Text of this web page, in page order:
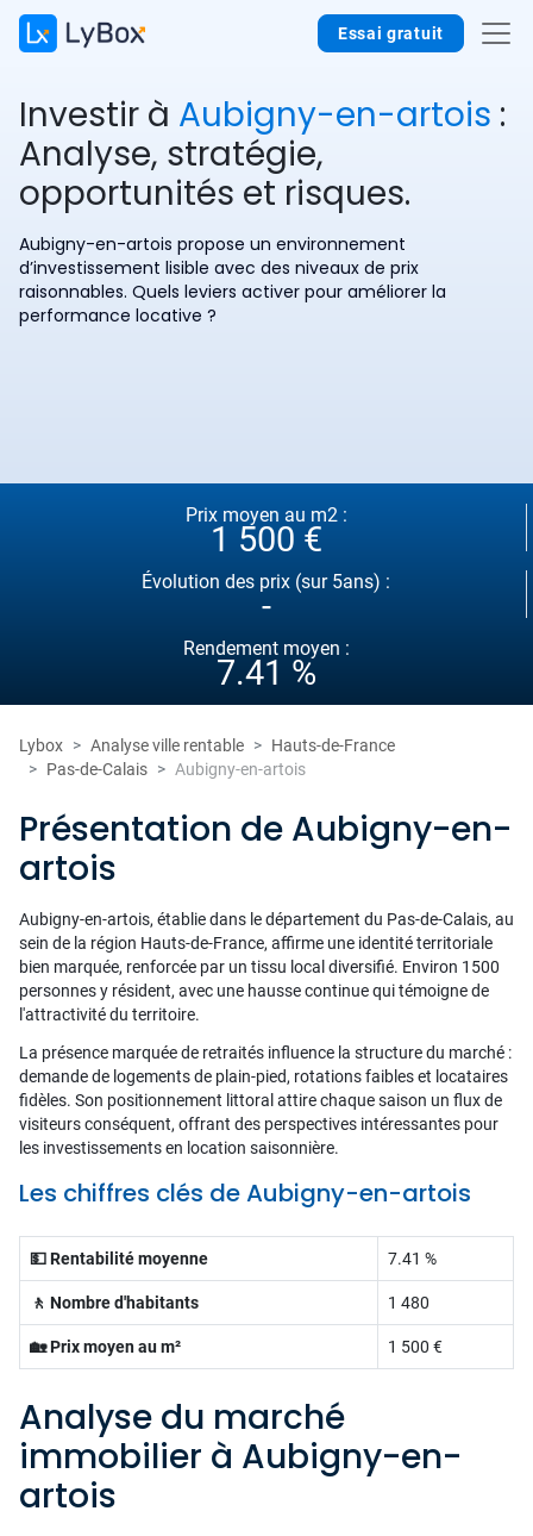
Essai gratuit
Investir à Aubigny-en-artois :
Analyse, stratégie,
opportunités et risques.
Aubigny-en-artois propose un environnement
d’investissement lisible avec des niveaux de prix
raisonnables. Quels leviers activer pour améliorer la
performance locative ?
Prix moyen au m2 :
1 500 €
Évolution des prix (sur 5ans) :
-
Rendement moyen :
7.41 %
Lybox Analyse ville rentable
Hauts-de-France
Pas-de-Calais
Aubigny-en-artois
Présentation de Aubigny-en-
artois
Aubigny-en-artois, établie dans le département du Pas-de-Calais, au
sein de la région Hauts-de-France, affirme une identité territoriale
bien marquée, renforcée par un tissu local diversifié. Environ 1500
personnes y résident, avec une hausse continue qui témoigne de
l'attractivité du territoire.
La présence marquée de retraités influence la structure du marché :
demande de logements de plain-pied, rotations faibles et locataires
fidèles. Son positionnement littoral attire chaque saison un flux de
visiteurs conséquent, offrant des perspectives intéressantes pour
les investissements en location saisonnière.
Les chiffres clés de Aubigny-en-artois
💵 Rentabilité moyenne 7.41 %
🚶 Nombre d'habitants 1 480
🏡 Prix moyen au m² 1 500 €
Analyse du marché
immobilier à Aubigny-en-
artois